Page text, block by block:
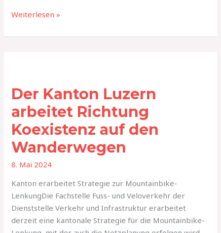
Weiterlesen »
Der Kanton Luzern
arbeitet Richtung
Koexistenz auf den
Wanderwegen
8. Mai 2024
Kanton erarbeitet Strategie zur Mountainbike-
LenkungDie Fachstelle Fuss- und Veloverkehr der
Dienststelle Verkehr und Infrastruktur erarbeitet
derzeit eine kantonale Strategie für die Mountainbike-
Luzern
arbeitet
Richtung
Koexistenz
auf
den
Wanderwegen